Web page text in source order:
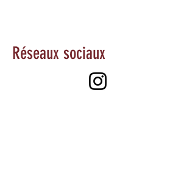
Réseaux sociaux